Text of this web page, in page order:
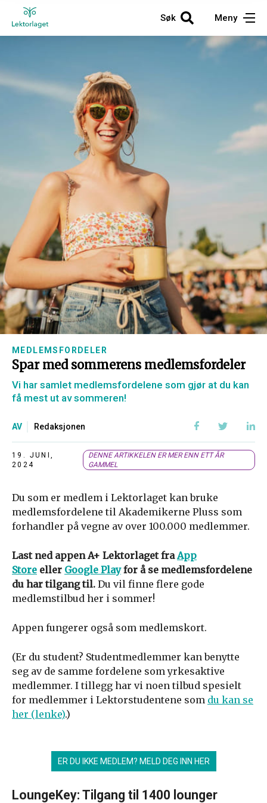
Søk Meny
MEDLEMSFORDELER
Spar med sommerens medlemsfordeler
Vi har samlet medlemsfordelene som gjør at du kan
få mest ut av sommeren!
AV Redaksjonen
19. JUNI,
2024
DENNE ARTIKKELEN ER MER ENN ETT ÅR
GAMMEL
Du som er medlem i Lektorlaget kan bruke
medlemsfordelene til Akademikerne Pluss som
forhandler på vegne av over 100.000 medlemmer.
Last ned appen A+ Lektorlaget fraApp
Store eller Google Playfor å se medlemsfordelene
du har tilgang til. Du vil finne flere gode
medlemstilbud her i sommer!
Appen fungerer også som medlemskort.
(Er du student? Studentmedlemmer kan benytte
seg av de samme fordelene som yrkesaktive
medlemmer. I tillegg har vi noen tilbud spesielt
for medlemmer i Lektorstudentene som du kan se
her (lenke).)
ER DU IKKE MEDLEM? MELD DEG INN HER
LoungeKey: Tilgang til 1400 lounger